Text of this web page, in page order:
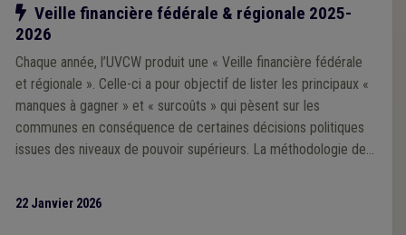
Notre action
Veille financière fédérale & régionale 2025-
2026
Chaque année, l’UVCW produit une « Veille financière fédérale
et régionale ». Celle-ci a pour objectif de lister les principaux «
manques à gagner » et « surcoûts » qui pèsent sur les
communes en conséquence de certaines décisions politiques
issues des niveaux de pouvoir supérieurs. La méthodologie de
22 Janvier 2026